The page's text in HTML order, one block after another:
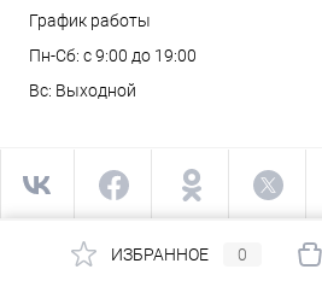
График работы
Пн-Сб: с 9:00 до 19:00
Вс: Выходной
ИЗБРАННОЕ 0